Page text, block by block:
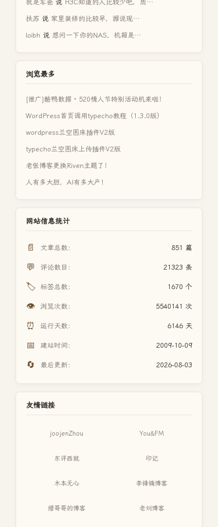
我是军爸 说 H3C知道的人比较少吧，质…
扶苏 说 家里装修的比较早，据说现…
loibh 说 想问一下你的NAS，机箱是…
浏览最多
[推广]酷鸭数据 · 520情人节特别活动机来啦！
WordPress首页调用typecho教程（1.3.0版）
wordpress兰空图床插件V2版
typecho兰空图床上传插件V2版
老张博客更换Riven主题了！
人有多大胆，AI有多大产！
网站信息统计
📄 文章总数： 851 篇
💬 评论数目： 21323 条
🏷️ 标签总数： 1670 个
👁️ 浏览次数： 5540141 次
⏰ 运行天数： 6146 天
📅 建站时间： 2009-10-09
🔄 最后更新： 2026-08-03
友情链接
joojenZhou You&FM
东评西就 印记
木本无心 李锋镝博客
缙哥哥的博客 老刘博客